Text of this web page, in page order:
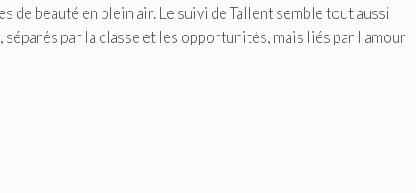
beauté en plein air. Le suivi de Tallent semble tout aussi
par la classe et les opportunités, mais liés par l'amour